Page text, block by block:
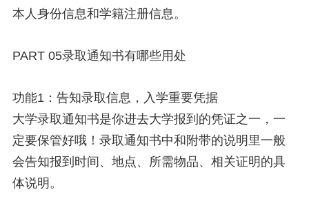
本人身份信息和学籍注册信息。
PART 05录取通知书有哪些用处
功能1：告知录取信息，入学重要凭据
大学录取通知书是你进去大学报到的凭证之一，一
定要保管好哦！录取通知书中和附带的说明里一般
会告知报到时间、地点、所需物品、相关证明的具
体说明。